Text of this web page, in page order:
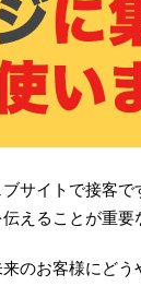
サイトで接客で
えることが重要
のお客様にどう